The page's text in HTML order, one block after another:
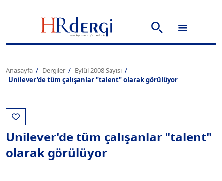
Anasayfa Dergiler
Eylül 2008 Sayısı
Unilever'de tüm çalışanlar "talent" olarak görülüyor
Unilever'de tüm çalışanlar "talent"
olarak görülüyor